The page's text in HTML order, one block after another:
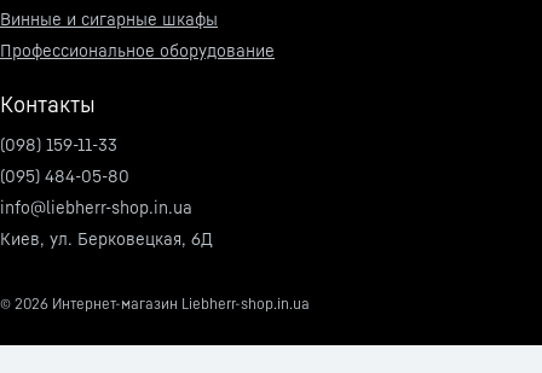
Винные и сигарные шкафы
Профессиональное оборудование
Контакты
(098) 159-11-33
(095) 484-05-80
info@liebherr-shop.in.ua
Киев, ул. Берковецкая, 6Д
© 2026 Интернет-магазин Liebherr-shop.in.ua